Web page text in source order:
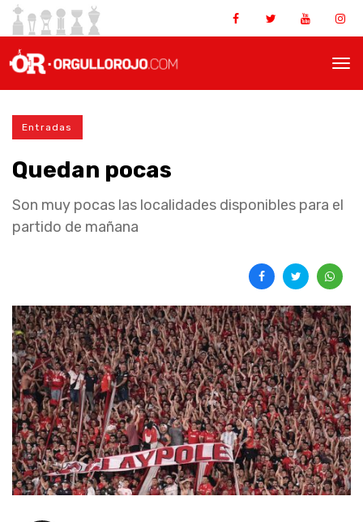
Entradas
Quedan pocas
Son muy pocas las localidades disponibles para el
partido de mañana